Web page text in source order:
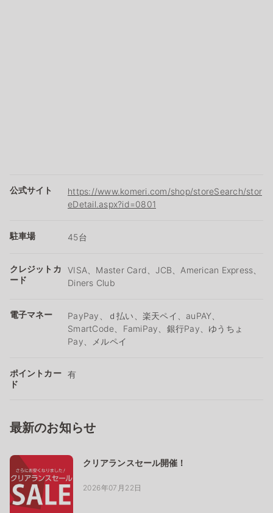
公式サイト
https://www.komeri.com/shop/storeSearch/stor
eDetail.aspx?id=0801
駐車場 45台
クレジットカ
ード
VISA、Master Card、JCB、American Express、
Diners Club
電子マネー
PayPay、ｄ払い、楽天ペイ、auPAY、
SmartCode、FamiPay、銀行Pay、ゆうちょ
Pay、メルペイ
ポイントカー
ド
有
最新のお知らせ
クリアランスセール開催！
2026年07月22日